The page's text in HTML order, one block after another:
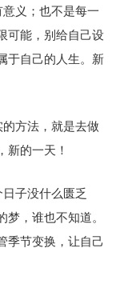
义；也不是每一
可能，别给自己设
于自己的人生。新
方法，就是去做
新的一天！
子没什么匮乏
，谁也不知道。
季节变换，让自己